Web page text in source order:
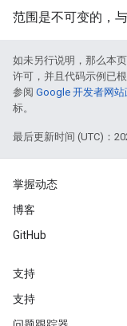
范围是不可变的，
如未另行说明，那么本
许可，并且代码示例已
参阅 Google 开发者网站
标。
最后更新时间 (UTC)：
掌握动态
博客
GitHub
支持
支持